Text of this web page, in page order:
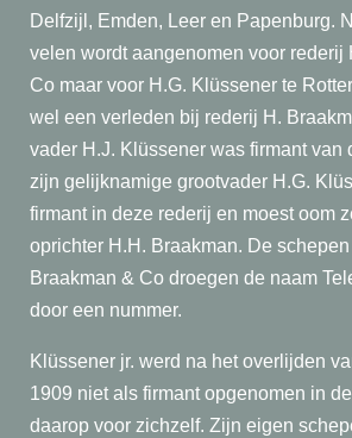
Delfzijl, Emden, Leer en Papenburg.
velen wordt aangenomen voor rederij
Co maar voor H.G. Klüssener te
wel een verleden bij rederij H.
vader H.J. Klüssener was firmant van
zijn gelijknamige grootvader H.G.
firmant in deze rederij en moest oom
oprichter H.H. Braakman. De
Braakman & Co droegen de naam
door een nummer.
Klüssener jr. werd na het overlijden
1909 niet als firmant opgenomen in
daarop voor zichzelf. Zijn eigen